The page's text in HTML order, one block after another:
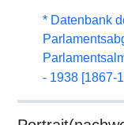
* Datenbank
- 1938 [1867-